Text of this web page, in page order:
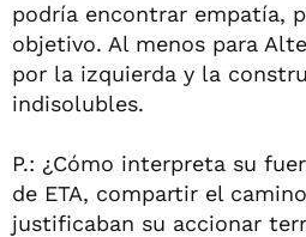
podría encontrar empatía,
objetivo. Al menos para
por la izquierda y la
indisolubles.
P.: ¿Cómo interpreta su
de ETA, compartir el
justificaban su accionar